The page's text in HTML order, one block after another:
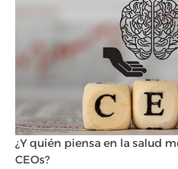
¿Y quién piensa en la salud
CEOs?